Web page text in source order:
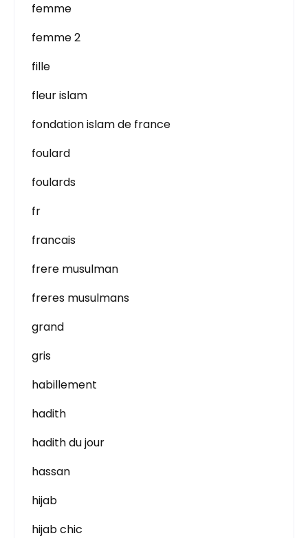
femme
femme 2
fille
fleur islam
fondation islam de france
foulard
foulards
fr
francais
frere musulman
freres musulmans
grand
gris
habillement
hadith
hadith du jour
hassan
hijab
hijab chic